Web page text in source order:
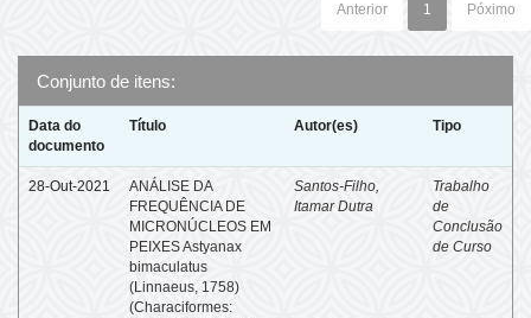
Anterior 1 Póximo
Conjunto de itens:
Data do
documento
Título Autor(es) Tipo
28-Out-2021
ANÁLISE DA
FREQUÊNCIA DE
MICRONÚCLEOS EM
PEIXES Astyanax
bimaculatus
(Linnaeus, 1758)
(Characiformes:
Santos-Filho,
Itamar Dutra
Trabalho
de
Conclusão
de Curso